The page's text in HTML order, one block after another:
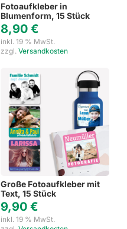
Fotoaufkleber in
Blumenform, 15 Stück
8,90 €
inkl. 19 % MwSt.
zzgl. Versandkosten
Große Fotoaufkleber mit
Text, 15 Stück
9,90 €
inkl. 19 % MwSt.